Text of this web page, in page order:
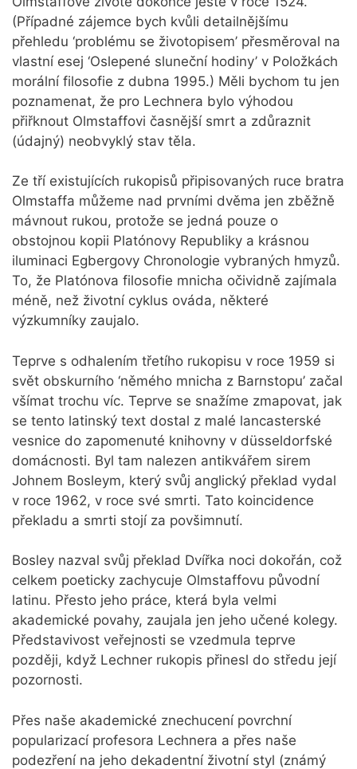
(Případné zájemce bych kvůli detailnějšímu
přehledu ‘problému se životopisem’ přesměroval na
vlastní esej ‘Oslepené sluneční hodiny’ v Položkách
morální filosofie z dubna 1995.) Měli bychom tu jen
poznamenat, že pro Lechnera bylo výhodou
přiřknout Olmstaffovi časnější smrt a zdůraznit
(údajný) neobvyklý stav těla.
Ze tří existujících rukopisů připisovaných ruce bratra
Olmstaffa můžeme nad prvními dvěma jen zběžně
mávnout rukou, protože se jedná pouze o
obstojnou kopii Platónovy Republiky a krásnou
iluminaci Egbergovy Chronologie vybraných hmyzů.
To, že Platónova filosofie mnicha očividně zajímala
méně, než životní cyklus ováda, některé
výzkumníky zaujalo.
Teprve s odhalením třetího rukopisu v roce 1959 si
svět obskurního ‘němého mnicha z Barnstopu’ začal
všímat trochu víc. Teprve se snažíme zmapovat, jak
se tento latinský text dostal z malé lancasterské
vesnice do zapomenuté knihovny v düsseldorfské
domácnosti. Byl tam nalezen antikvářem sirem
Johnem Bosleym, který svůj anglický překlad vydal
v roce 1962, v roce své smrti. Tato koincidence
překladu a smrti stojí za povšimnutí.
Bosley nazval svůj překlad Dvířka noci dokořán, což
celkem poeticky zachycuje Olmstaffovu původní
latinu. Přesto jeho práce, která byla velmi
akademické povahy, zaujala jen jeho učené kolegy.
Představivost veřejnosti se vzedmula teprve
později, když Lechner rukopis přinesl do středu její
pozornosti.
Přes naše akademické znechucení povrchní
popularizací profesora Lechnera a přes naše
podezření na jeho dekadentní životní styl (známý